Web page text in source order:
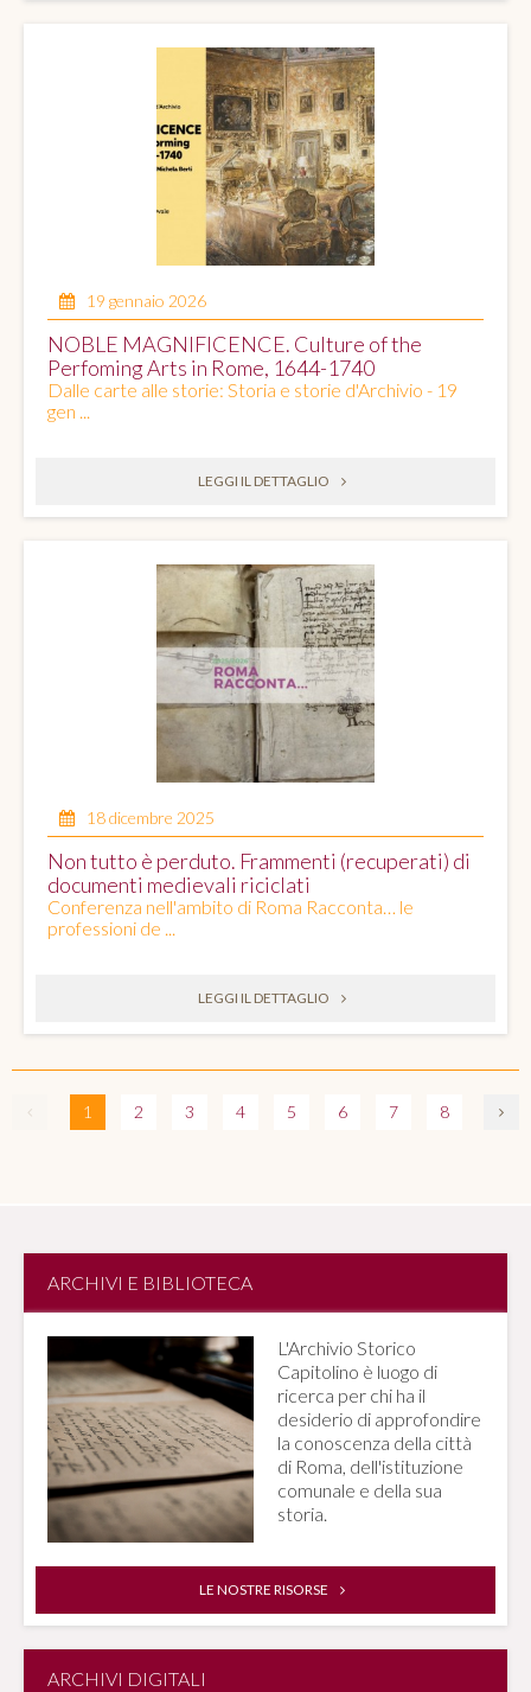
19 gennaio 2026
NOBLE MAGNIFICENCE. Culture of the
Perfoming Arts in Rome, 1644-1740
Dalle carte alle storie: Storia e storie d'Archivio - 19
gen ...
LEGGI IL DETTAGLIO
18 dicembre 2025
Non tutto è perduto. Frammenti (recuperati) di
documenti medievali riciclati
Conferenza nell'ambito di Roma Racconta… le
professioni de ...
LEGGI IL DETTAGLIO
1 2 3 4 5 6 7 8
ARCHIVI E BIBLIOTECA
L'Archivio Storico
Capitolino è luogo di
ricerca per chi ha il
desiderio di approfondire
la conoscenza della città
di Roma, dell'istituzione
comunale e della sua
storia.
LE NOSTRE RISORSE
ARCHIVI DIGITALI